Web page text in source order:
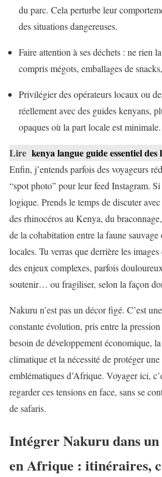
du parc. Cela perturbe leur
des situations dangereuses.
Faire attention à ses déchets : ne rien
compris mégots, emballages de
Privilégier des opérateurs locaux ou
réellement avec des guides kenyans,
opaques où la part locale est minimale.
Lire kenya langue guide essentiel
Enfin, j’entends parfois des voyageurs
“spot photo” pour leur feed Instagram.
logique. Prends le temps de discuter
des rhinocéros au Kenya, du
de la cohabitation entre la faune sauvage
locales. Tu verras que derrière les
des enjeux complexes, parfois
soutenir… ou fragiliser, selon la façon
Nakuru n’est pas un décor figé. C’est
constante évolution, pris entre la
besoin de développement économique,
climatique et la nécessité de protéger
emblématiques d’Afrique. Voyager ici,
regarder ces tensions en face, sans se
de safaris.
Intégrer Nakuru dans un
en Afrique : itinéraires,